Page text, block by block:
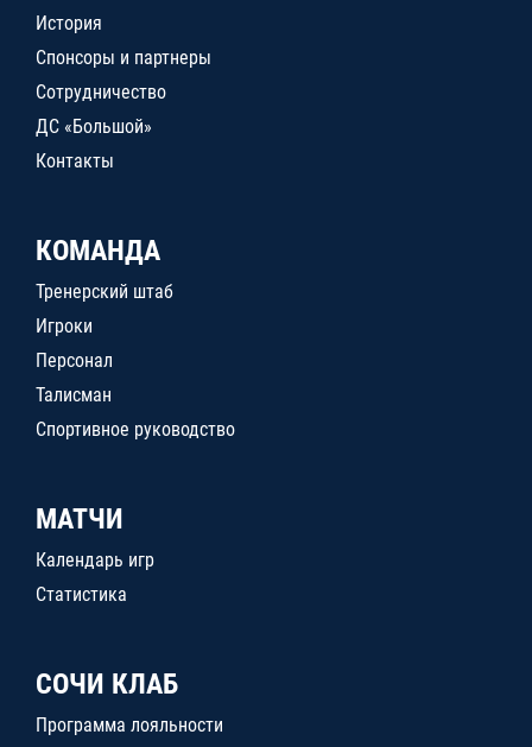
История
Спонсоры и партнеры
Сотрудничество
ДС «Большой»
Контакты
КОМАНДА
Тренерский штаб
Игроки
Персонал
Талисман
Спортивное руководство
МАТЧИ
Календарь игр
Статистика
СОЧИ КЛАБ
Программа лояльности